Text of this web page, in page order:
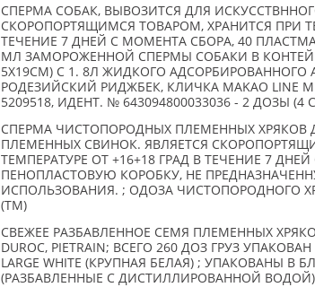
СПЕРМА СОБАК, ВЫВОЗИТСЯ ДЛЯ
СКОРОПОРТЯЩИМСЯ ТОВАРОМ, ХРАНИТСЯ ПРИ
ТЕЧЕНИЕ 7 ДНЕЙ С МОМЕНТА СБОРА, 40
МЛ ЗАМОРОЖЕННОЙ СПЕРМЫ СОБАКИ В
5Х19СМ) С 1. 8Л ЖИДКОГО
РОДЕЗИЙСКИЙ РИДЖБЕК, КЛИЧКА MAKAO LINE
5209518, ИДЕНТ. № 643094800033036 - 2 ДОЗЫ
СПЕРМА ЧИСТОПОРОДНЫХ ПЛЕМЕННЫХ ХРЯКОВ
ПЛЕМЕННЫХ СВИНОК. ЯВЛЯЕТСЯ
ТЕМПЕРАТУРЕ ОТ +16+18 ГРАД В ТЕЧЕНИЕ 7
ПЕНОПЛАСТОВУЮ КОРОБКУ, НЕ
ИСПОЛЬЗОВАНИЯ. ; ОДОЗА ЧИСТОПОРОДНОГО
(TM)
СВЕЖЕЕ РАЗБАВЛЕННОЕ СЕМЯ ПЛЕМЕННЫХ ХРЯКОВ
DUROC, PIETRAIN; ВСЕГО 260 ДОЗ ГРУЗ
LARGE WHITE (КРУПНАЯ БЕЛАЯ) ; УПАКОВАНЫ
(РАЗБАВЛЕННЫЕ С ДИСТИЛЛИРОВАННОЙ ВОДОЙ)